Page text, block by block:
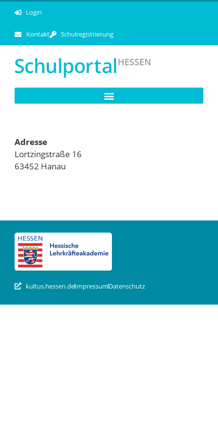
Login
Kontakt Schulregistrierung
Adresse
Lortzingstraße 16
63452 Hanau
kultus.hessen.deImpressumDatenschutz